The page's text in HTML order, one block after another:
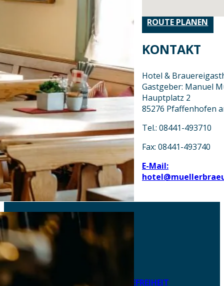
ROUTE PLANEN
KONTAKT
Hotel &
Gastgeber: Manuel
Hauptplatz 2
85276 Pfaffenhofen
Tel.: 08441-493710
Fax: 08441-493740
E-Mail:
AKTUELLES
DOWNLOADS
DATENSCHUTZ
IMPRESSUM
ERKLÄRUNG ZUR BARRIEREFREIHEIT